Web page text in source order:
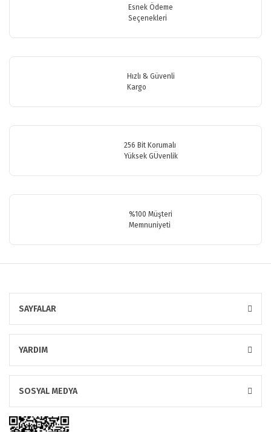
Görüş ve önerileriniz için teşekkür ederiz.
Ürün resmi kalitesiz, bozuk veya görüntülenemiyor.
Ürün fiyatı diğer sitelerden daha pahalı.
Esnek Ödeme
Seçenekleri
Hızlı & Güvenli
Kargo
256 Bit Korumalı
Yüksek GÜvenlik
%100 Müşteri
Memnuniyeti
SAYFALAR
YARDIM
SOSYAL MEDYA